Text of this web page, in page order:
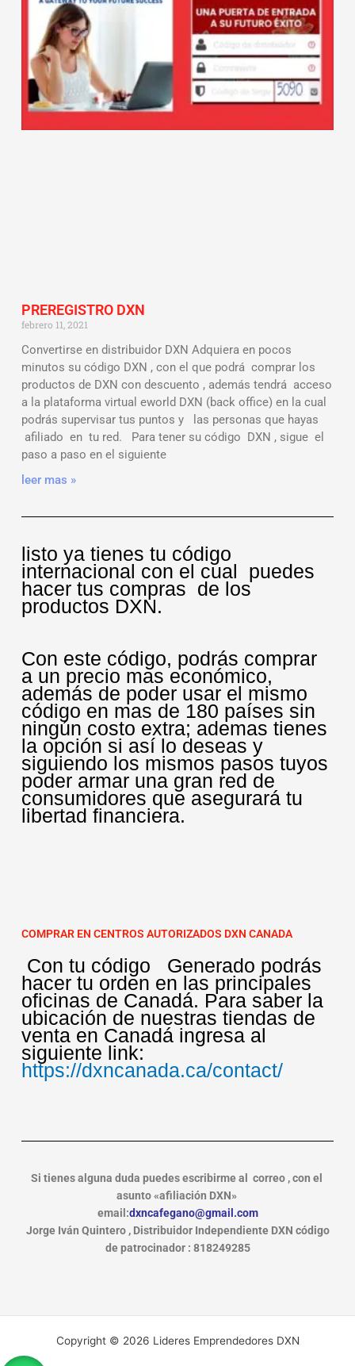
PREREGISTRO DXN
febrero 11, 2021
Convertirse en distribuidor DXN Adquiera en pocos
minutos su código DXN , con el que podrá comprar los
productos de DXN con descuento , además tendrá acceso
a la plataforma virtual eworld DXN (back office) en la cual
podrás supervisar tus puntos y las personas que hayas
afiliado en tu red. Para tener su código DXN , sigue el
paso a paso en el siguiente
leer mas »
listo ya tienes tu código
internacional con el cual puedes
hacer tus compras de los
productos DXN.
Con este código, podrás comprar
a un precio mas económico,
además de poder usar el mismo
código en mas de 180 países sin
ningún costo extra; ademas tienes
la opción si así lo deseas y
siguiendo los mismos pasos tuyos
poder armar una gran red de
consumidores que asegurará tu
libertad financiera.
COMPRAR EN CENTROS AUTORIZADOS DXN CANADA
Con tu código Generado podrás
hacer tu orden en las principales
oficinas de Canadá. Para saber la
ubicación de nuestras tiendas de
venta en Canadá ingresa al
siguiente link:
https://dxncanada.ca/contact/
Si tienes alguna duda puedes escribirme al correo , con el
asunto «afiliación DXN»
email:dxncafegano@gmail.com
Jorge Iván Quintero , Distribuidor Independiente DXN código
de patrocinador : 818249285
Copyright © 2026 Lideres Emprendedores DXN